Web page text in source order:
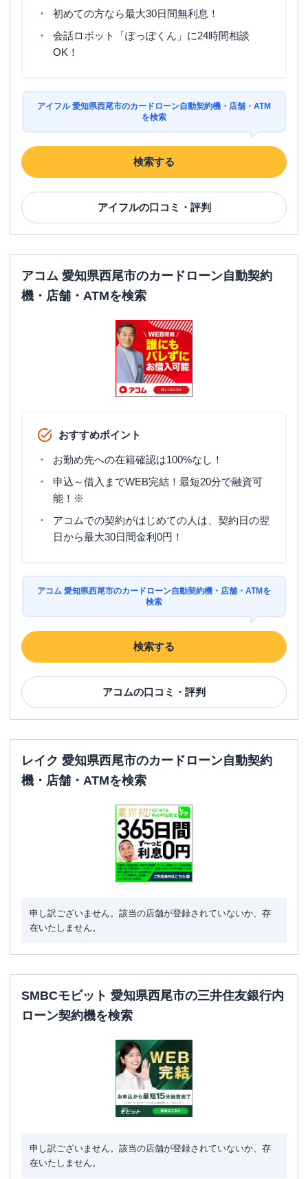
初めての方なら最大30日間無利息！
会話ロボット「ぽっぽくん」に24時間相談
OK！
アイフル 愛知県西尾市のカードローン自動契約機・店舗・ATM
を検索
検索する
アイフルの口コミ・評判
アコム 愛知県西尾市のカードローン自動契約
機・店舗・ATMを検索
おすすめポイント
お勤め先への在籍確認は100%なし！
申込～借入までWEB完結！最短20分で融資可
能！※
アコムでの契約がはじめての人は、契約日の翌
日から最大30日間金利0円！
アコム 愛知県西尾市のカードローン自動契約機・店舗・ATMを
検索
検索する
アコムの口コミ・評判
レイク 愛知県西尾市のカードローン自動契約
機・店舗・ATMを検索
申し訳ございません。該当の店舗が登録されていないか、存
在いたしません。
SMBCモビット 愛知県西尾市の三井住友銀行内
ローン契約機を検索
申し訳ございません。該当の店舗が登録されていないか、存
在いたしません。